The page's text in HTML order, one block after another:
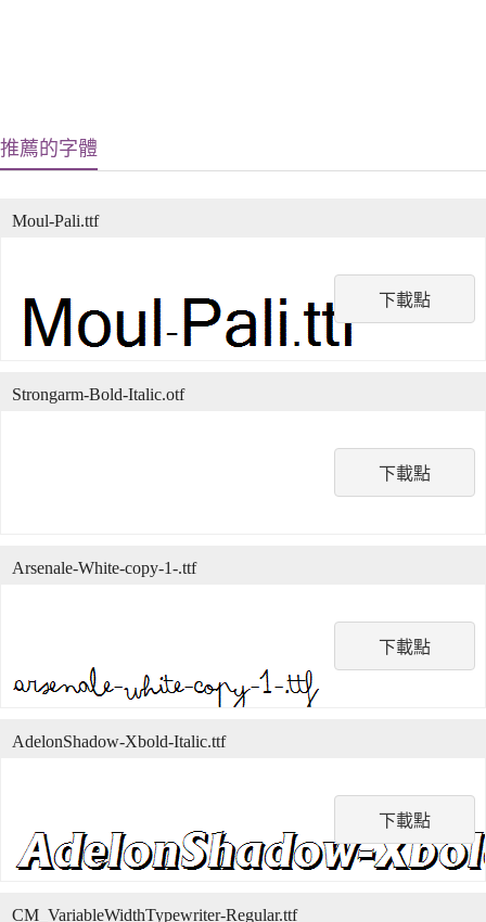
推薦的字體
下載點
Moul-Pali.ttf
下載點
Strongarm-Bold-Italic.otf
下載點
Arsenale-White-copy-1-.ttf
下載點
AdelonShadow-Xbold-Italic.ttf
CM_VariableWidthTypewriter-Regular.ttf